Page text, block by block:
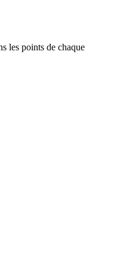
les points de chaque